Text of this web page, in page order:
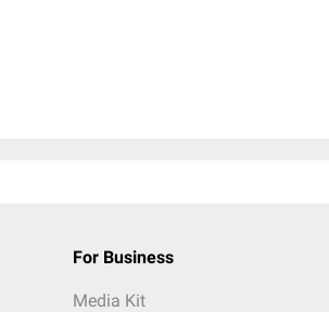
For Business
Media Kit